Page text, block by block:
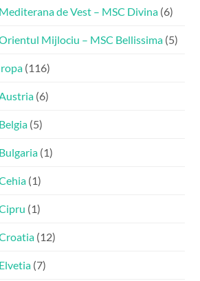
Mediterana de Vest – MSC Divina (6)
Mijlociu – MSC Bellissima (5)
(116)
(6)
Belgia (5)
Bulgaria (1)
(1)
(1)
(12)
Elvetia (7)